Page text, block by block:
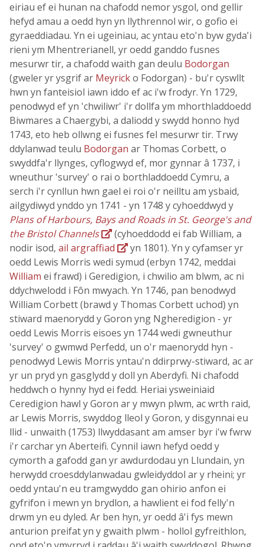
eiriau ef ei hunan na chafodd nemor ysgol, ond gellir
hefyd amau a oedd hyn yn llythrennol wir, o gofio ei
gyraeddiadau. Yn ei ugeiniau, ac yntau eto'n byw gyda'i
rieni ym Mhentrerianell, yr oedd ganddo fusnes
mesurwr tir, a chafodd waith gan deulu Bodorgan
(gweler yr ysgrif ar Meyricko Fodorgan) - bu'r cyswllt
hwn yn fanteisiol iawn iddo ef ac i'w frodyr. Yn 1729,
penodwyd ef yn 'chwiliwr' i'r dollfa ym mhorthladdoedd
Biwmares a Chaergybi, a daliodd y swydd honno hyd
1743, eto heb ollwng ei fusnes fel mesurwr tir. Trwy
ddylanwad teulu Bodorgan ar Thomas Corbett, o
swyddfa'r llynges, cyflogwyd ef, mor gynnar â 1737, i
wneuthur 'survey' o rai o borthladdoedd Cymru, a
serch i'r cynllun hwn gael ei roi o'r neilltu am ysbaid,
ailgydiwyd ynddo yn 1741 - yn 1748 y cyhoeddwyd y
Plans of Harbours, Bays and Roads in St. George's and
the Bristol Channels
(cyhoeddodd ei fab William, a
nodir isod, ail argraffiad
yn 1801). Yn y cyfamser yr
oedd Lewis Morris wedi symud (erbyn 1742, meddai
William ei frawd) i Geredigion, i chwilio am blwm, ac ni
ddychwelodd i Fôn mwyach. Yn 1746, pan benodwyd
William Corbett (brawd y Thomas Corbett uchod) yn
stiward maenorydd y Goron yng Ngheredigion - yr
oedd Lewis Morris eisoes yn 1744 wedi gwneuthur
'survey' o gwmwd Perfedd, un o'r maenorydd hyn -
penodwyd Lewis Morris yntau'n ddirprwy-stiward, ac ar
yr un pryd yn gasglydd y doll yn Aberdyfi. Ni chafodd
heddwch o hynny hyd ei fedd. Heriai ysweiniaid
Ceredigion hawl y Goron ar y mwyn plwm, ac wrth raid,
ar Lewis Morris, swyddog lleol y Goron, y disgynnai eu
llid - unwaith (1753) llwyddasant am amser byr i'w fwrw
i'r carchar yn Aberteifi. Cynnil iawn hefyd oedd y
cymorth a gafodd gan yr awdurdodau yn Llundain, yn
herwydd croesddylanwadau gwleidyddol ar y rheini; yr
oedd yntau'n eu tramgwyddo gan ohirio anfon ei
gyfrifon i mewn yn brydlon, a hawlient ei fod felly'n
drwm yn eu dyled. Ar ben hyn, yr oedd â'i fys mewn
anturion preifat yn y gwaith plwm - hollol gyfreithlon,